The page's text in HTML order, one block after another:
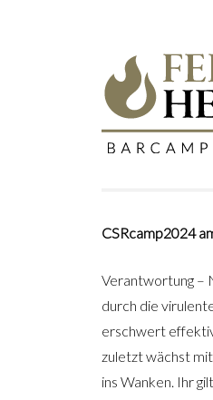
CSRcamp2024
Verantwortung –
durch die
erschwert
zuletzt wächst
ins Wanken. Ihr